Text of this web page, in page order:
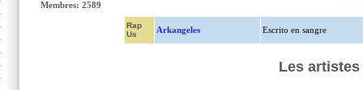
Membres: 2589
Rap
Us
Arkangeles Escrito en sangre
Les